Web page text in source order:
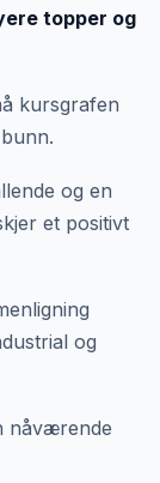
topper og
kursgrafen
og en
et positivt
og
nåværende